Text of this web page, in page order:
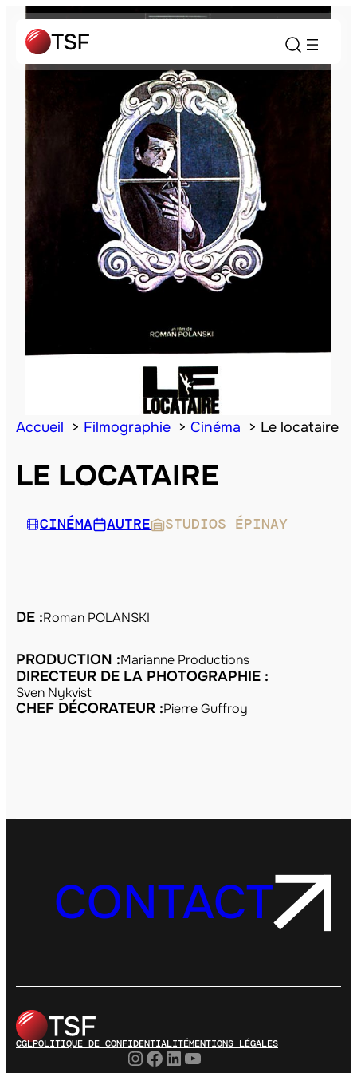
Accueil Filmographie Cinéma Le locataire
LE LOCATAIRE
CINÉMA AUTRE STUDIOS ÉPINAY
DE :Roman POLANSKI
PRODUCTION :Marianne Productions
DIRECTEUR DE LA PHOTOGRAPHIE :
Sven Nykvist
CHEF DÉCORATEUR :Pierre Guffroy
CONTACT
CGLPOLITIQUE DE CONFIDENTIALITÉMENTIONS LÉGALES
Instagram
Facebook
LinkedIn
YouTube